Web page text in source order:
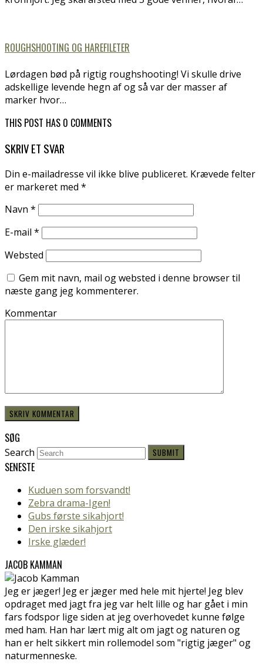
ROUGHSHOOTING OG HAREFILETER
Lørdagen bød på rigtig roughshooting! Vi skulle drive
adskellige levende hegn af og så var der masser af
marker hvor…
THIS POST HAS 0 COMMENTS
SKRIV ET SVAR
Din e-mailadresse vil ikke blive publiceret. Krævede felter
er markeret med *
Navn *
E-mail *
Websted
Gem mit navn, mail og websted i denne browser til
næste gang jeg kommenterer.
Kommentar
SØG
Search SUBMIT
SENESTE
Kuduen som forsvandt!
Zebra drama-Igen!
Gubs første sikahjort!
Den irske sikahjort
Irske glæder!
JACOB KAMMAN
Jeg er jæger! Jeg er jæger med hele mit hjerte! Jeg blev
opdraget med jagt fra jeg var helt lille og har gået i min
fars fodspor lige siden at jeg overhovedet kunne følge
med ham. Han har lært mig alt om jagt og naturen og
han er helt sikkert min rollemodel som "rigtig jæger" og
naturmenneske.